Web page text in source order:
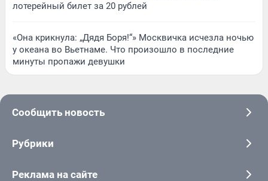
лотерейный билет за 20 рублей
«Она крикнула: „Дядя Боря!“» Москвичка исчезла ночью
у океана во Вьетнаме. Что произошло в последние
минуты пропажи девушки
Сообщить новость
Рубрики
Реклама на сайте